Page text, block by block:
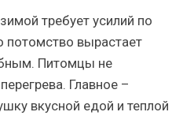
требует усилий по
потомство вырастает
Питомцы не
Главное –
вкусной едой и теплой